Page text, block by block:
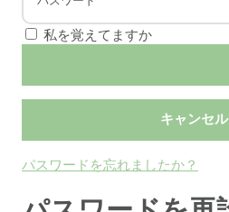
私を覚えてますか
パスワードを忘れましたか？